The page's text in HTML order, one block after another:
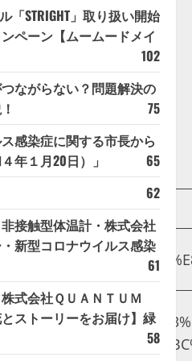
「STRIGHT」取り扱い開始
ペーン【ムームードメイ
102
ながらない？問題解決の
75
感染症に関する市長から
年１月20日）」
65
62
非接触型体温計・株式会社
新型コロナウイルス感染
61
式会社ＱＵＡＮＴＵＭ
とストーリーをお届け】緑
58